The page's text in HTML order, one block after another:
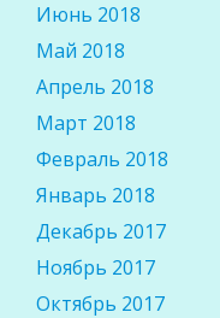
Июнь 2018
Май 2018
Апрель 2018
Март 2018
Февраль 2018
Январь 2018
Декабрь 2017
Ноябрь 2017
Октябрь 2017